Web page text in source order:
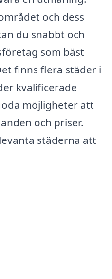
och dess
du snabbt och
som bäst
finns flera städer i
kvalificerade
möjligheter att
och priser.
städerna att